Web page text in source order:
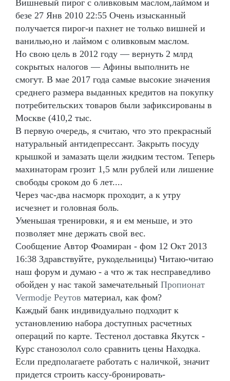
Вишневый пирог с оливковым маслом,лаймом и
безе 27 Янв 2010 22:55 Очень изысканный
получается пирог-и пахнет не только вишней и
ванилью,но и лаймом с оливковым маслом.
Но свою цель в 2012 году — вернуть 2 млрд
сокрытых налогов — Афины выполнить не
смогут. В мае 2017 года самые высокие значения
среднего размера выданных кредитов на покупку
потребительских товаров были зафиксированы в
Москве (410,2 тыс.
В первую очередь, я считаю, что это прекрасный
натуральный антидепрессант. Закрыть посуду
крышкой и замазать щели жидким тестом. Теперь
махинаторам грозит 1,5 млн рублей или лишение
свободы сроком до 6 лет....
Через час-два насморк проходит, а к утру
исчезнет и головная боль.
Уменьшая тренировки, я и ем меньше, и это
позволяет мне держать свой вес.
Сообщение Автор Фоамиран - фом 12 Окт 2013
16:38 Здравствуйте, рукодельницы) Читаю-читаю
наш форум и думаю - а что ж так несправедливо
обойден у нас такой замечательный Пропионат
Vermodje Реутов материал, как фом?
Каждый банк индивидуально подходит к
установлению набора доступных расчетных
операций по карте. Тестенол доставка Якутск -
Курс станозолол соло сравнить цены Находка.
Если предполагаете работать с наличкой, значит
придется строить кассу-бронировать-